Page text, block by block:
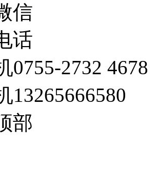
信
话
0755-2732 4678
13265666580
部